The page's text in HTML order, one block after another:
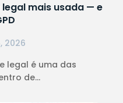
mais usada — e
2026
legal é uma das
de...